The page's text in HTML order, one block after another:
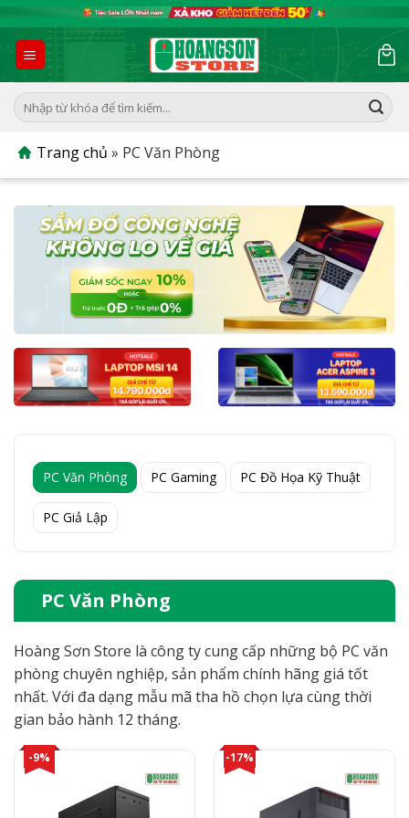
to
content
Tìm
kiếm:
Trang chủ » PC Văn Phòng
PC Văn Phòng PC Gaming PC Đồ Họa Kỹ Thuật
PC Giả Lập
PC Văn Phòng
Hoàng Sơn Store là công ty cung cấp những bộ PC văn
phòng chuyên nghiệp, sản phẩm chính hãng giá tốt
nhất. Với đa dạng mẫu mã tha hồ chọn lựa cùng thời
gian bảo hành 12 tháng.
-9% -17%